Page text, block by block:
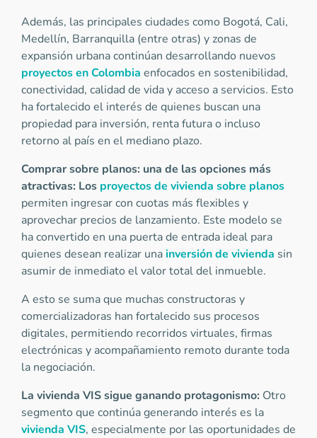
Además, las principales ciudades como Bogotá, Cali,
Medellín, Barranquilla (entre otras) y zonas de
expansión urbana continúan desarrollando nuevos
proyectos en Colombia enfocados en sostenibilidad,
conectividad, calidad de vida y acceso a servicios. Esto
ha fortalecido el interés de quienes buscan una
propiedad para inversión, renta futura o incluso
retorno al país en el mediano plazo.
Comprar sobre planos: una de las opciones más
atractivas: Los proyectos de vivienda sobre planos
permiten ingresar con cuotas más flexibles y
aprovechar precios de lanzamiento. Este modelo se
ha convertido en una puerta de entrada ideal para
quienes desean realizar unainversión de vivienda sin
asumir de inmediato el valor total del inmueble.
A esto se suma que muchas constructoras y
comercializadoras han fortalecido sus procesos
digitales, permitiendo recorridos virtuales, firmas
electrónicas y acompañamiento remoto durante toda
la negociación.
La vivienda VIS sigue ganando protagonismo: Otro
segmento que continúa generando interés es la
vivienda VIS, especialmente por las oportunidades de